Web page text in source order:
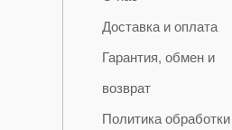
Доставка и оплата
Гарантия, обмен и
возврат
Политика обработки